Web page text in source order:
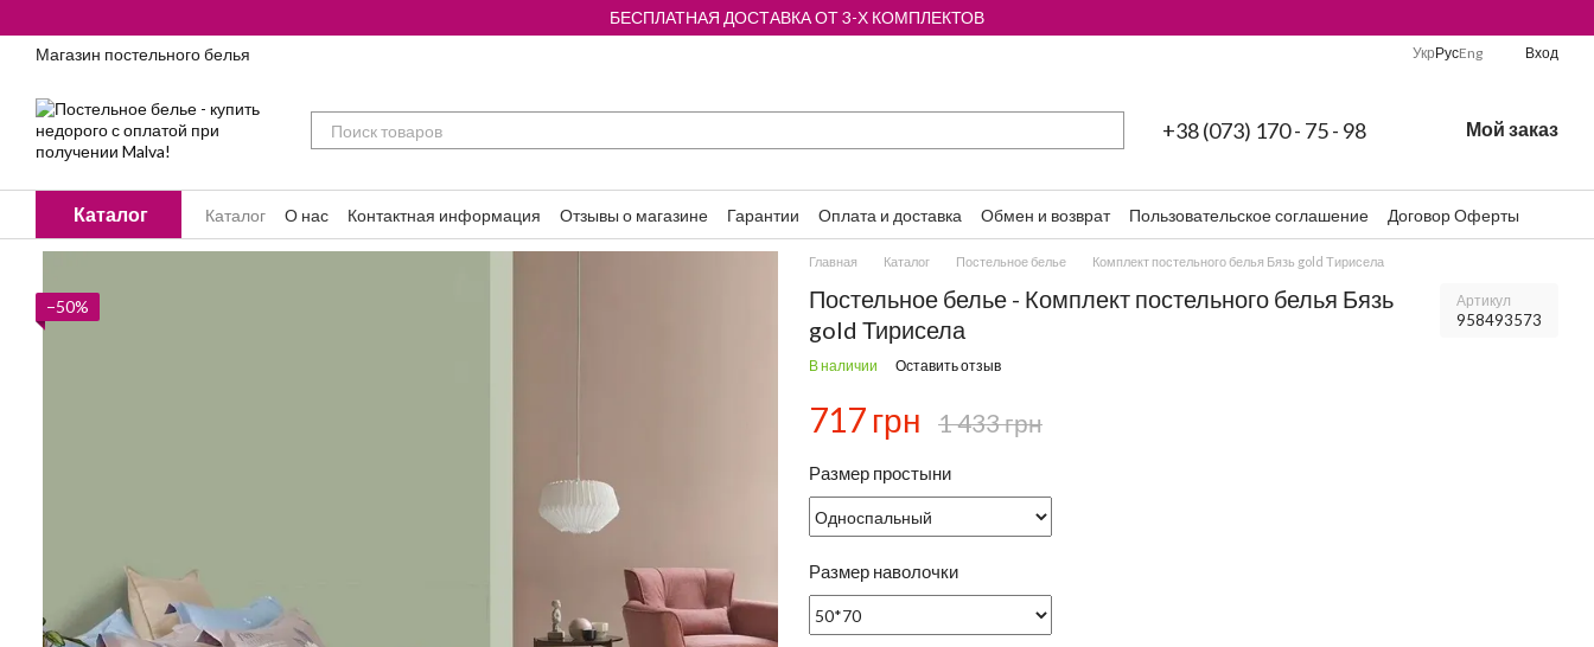
БЕСПЛАТНАЯ ДОСТАВКА ОТ 3-Х КОМПЛЕКТОВ
Магазин постельного белья
УкрРусEng Вход
+38 (073) 170 - 75 - 98 Мой заказ
Каталог Каталог О нас Контактная информация Отзывы о магазине Гарантии Оплата и доставка Обмен и возврат Пользовательское соглашение
Договор Оферты
Блог
−50%
Главная Каталог Постельное белье Комплект постельного белья Бязь gold Тирисела
Постельное белье - Комплект постельного белья Бязь
gold Тирисела
Артикул
958493573
В наличии Оставить отзыв
717 грн 1 433 грн
Размер простыни
Размер наволочки